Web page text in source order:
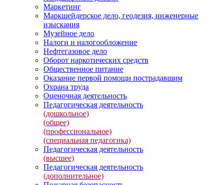
Маркетинг
Маркшейдерское дело, геодезия, инженерные
изыскания
Музейное дело
Налоги и налогообложение
Нефтегазовое дело
Оборот наркотических средств
Общественное питание
Оказание первой помощи пострадавшим
Охрана труда
Оценочная деятельность
Педагогическая деятельность
(дошкольное)
(общее)
(профессиональное)
(специальная педагогика)
Педагогическая деятельность
(высшее)
Педагогическая деятельность
(дополнительное)